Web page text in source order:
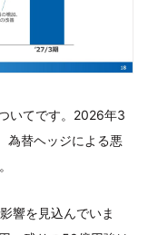
いてです。2026年3
為替ヘッジによる悪
響を見込んでいま